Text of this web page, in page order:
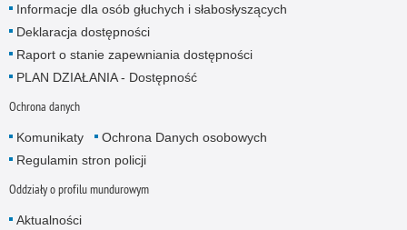
Informacje dla osób głuchych i słabosłyszących
Deklaracja dostępności
Raport o stanie zapewniania dostępności
PLAN DZIAŁANIA - Dostępność
Ochrona danych
Komunikaty
Ochrona Danych osobowych
Regulamin stron policji
Oddziały o profilu mundurowym
Aktualności